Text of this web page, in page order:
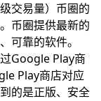
交易量）币圈的
币圈提供最新的
可靠的软件。
Google Play商
Play商店对应
的是正版、安全